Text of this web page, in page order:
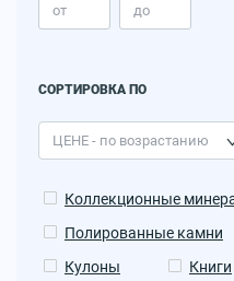
СОРТИРОВКА ПО
Коллекционные
Полированные камни
Кулоны
Книги